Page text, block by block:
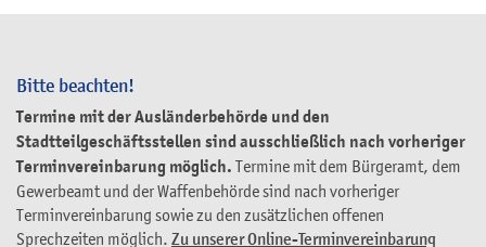
Bitte beachten!
Termine mit der Ausländerbehörde und den
Stadtteilgeschäftsstellen sind ausschließlich nach vorheriger
Terminvereinbarung möglich. Termine mit dem Bürgeramt, dem
Gewerbeamt und der Waffenbehörde sind nach vorheriger
Terminvereinbarung sowie zu den zusätzlichen offenen
Sprechzeiten möglich. Zu unserer Online-Terminvereinbarung